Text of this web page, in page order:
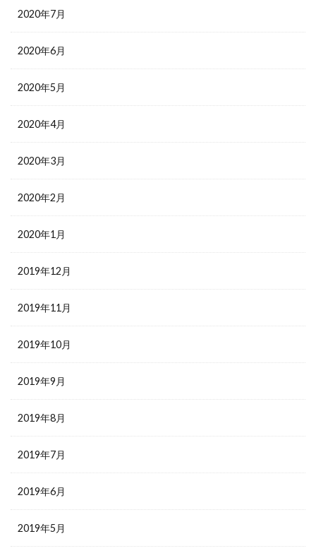
2020年7月
2020年6月
2020年5月
2020年4月
2020年3月
2020年2月
2020年1月
2019年12月
2019年11月
2019年10月
2019年9月
2019年8月
2019年7月
2019年6月
2019年5月